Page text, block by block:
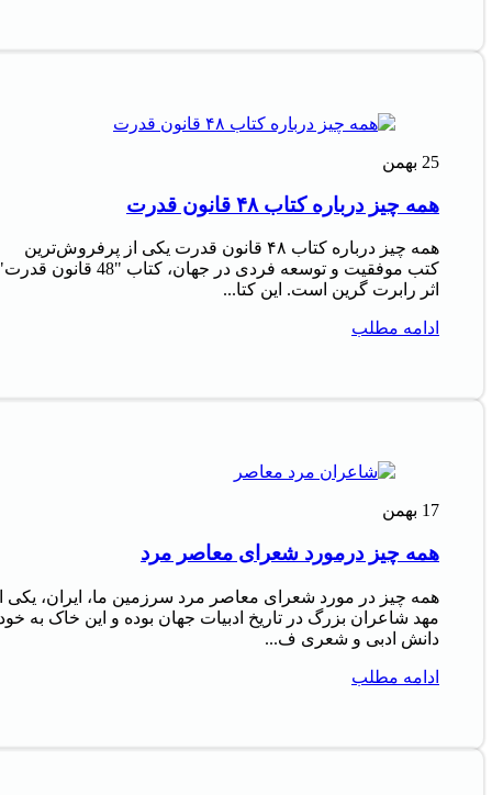
25 بهمن
همه چیز درباره کتاب ۴۸ قانون قدرت
همه چیز درباره کتاب ۴۸ قانون قدرت یکی از پرفروش‌ترین
کتب موفقیت و توسعه فردی در جهان، کتاب "48 قانون
اثر رابرت گرین است. این کتا...
ادامه مطلب
17 بهمن
همه چیز درمورد شعرای معاصر مرد
همه چیز در مورد شعرای معاصر مرد سرزمین ما، ایران، یکی
مهد شاعران بزرگ در تاریخ ادبیات جهان بوده و این خاک به
دانش ادبی و شعری ف...
ادامه مطلب